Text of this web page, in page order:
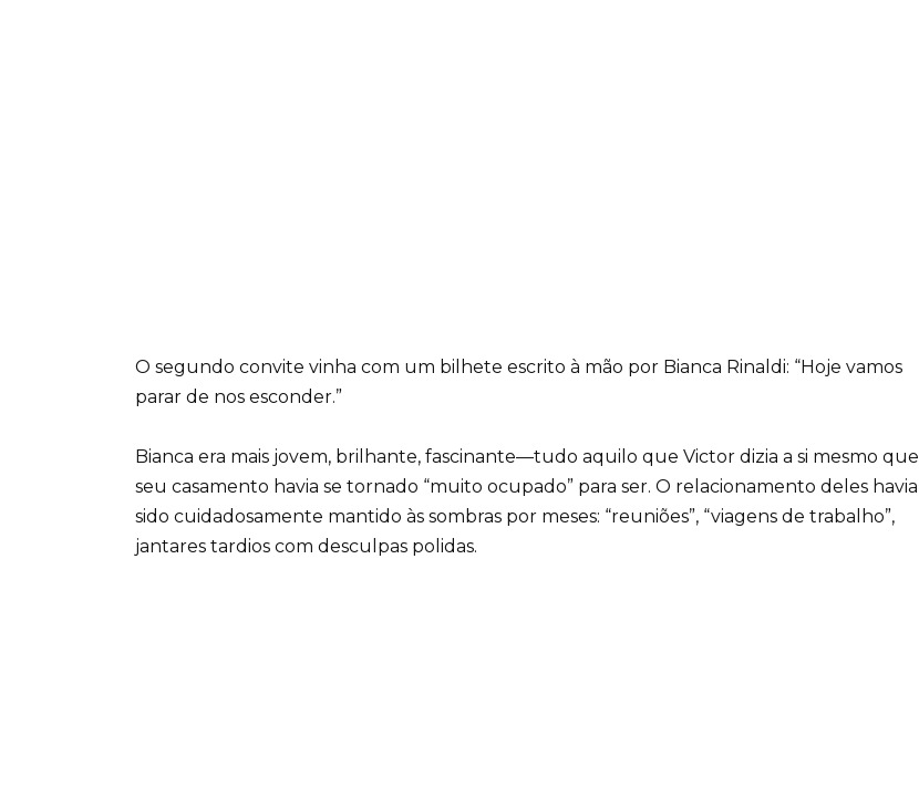
O segundo convite vinha com um bilhete escrito à mão por Bianca Rinaldi: “Hoje vamos
parar de nos esconder.”
Bianca era mais jovem, brilhante, fascinante—tudo aquilo que Victor dizia a si mesmo que
seu casamento havia se tornado “muito ocupado” para ser. O relacionamento deles havia
sido cuidadosamente mantido às sombras por meses: “reuniões”, “viagens de trabalho”,
jantares tardios com desculpas polidas.